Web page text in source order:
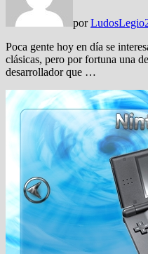
porLudosLegio
Poca gente hoy en día se
clásicas, pero por fortuna una
desarrollador que …